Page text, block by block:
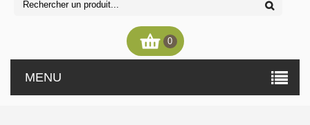
0
MENU